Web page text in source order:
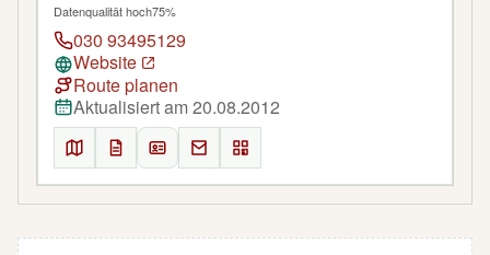
Datenqualität hoch75%
030 93495129
Website
Route planen
Aktualisiert am 20.08.2012